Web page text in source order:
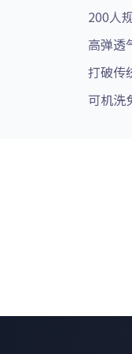
200人
高弹透
打破传
可机洗